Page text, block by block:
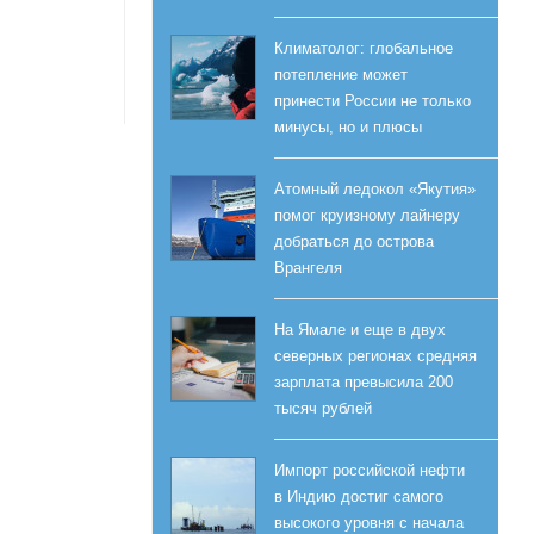
Климатолог: глобальное
потепление может
принести России не только
минусы, но и плюсы
Атомный ледокол «Якутия»
помог круизному лайнеру
добраться до острова
Врангеля
На Ямале и еще в двух
северных регионах средняя
зарплата превысила 200
тысяч рублей
Импорт российской нефти
в Индию достиг самого
высокого уровня с начала